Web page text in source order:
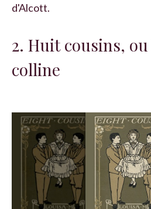
d'Alcott.
2. Huit cousins,
colline